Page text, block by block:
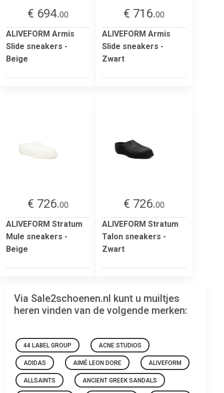
€ 694.00
ALIVEFORM Armis
Slide sneakers -
Beige
€ 716.00
ALIVEFORM Armis
Slide sneakers -
Zwart
€ 726.00
ALIVEFORM Stratum
Mule sneakers -
Beige
€ 726.00
ALIVEFORM Stratum
Talon sneakers -
Zwart
Via Sale2schoenen.nl kunt u muiltjes
heren vinden van de volgende merken:
44 LABEL GROUP ACNE STUDIOS
ADIDAS AIMÉ LEON DORE ALIVEFORM
ALLSAINTS ANCIENT GREEK SANDALS